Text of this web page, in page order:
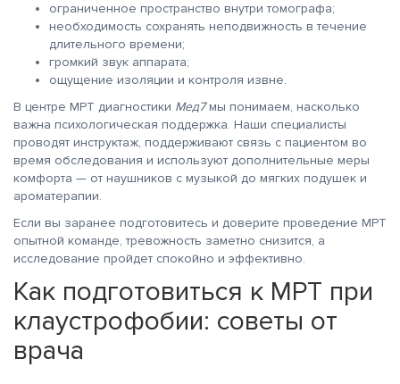
ограниченное пространство внутри томографа;
необходимость сохранять неподвижность в течение
длительного времени;
громкий звук аппарата;
ощущение изоляции и контроля извне.
В центре МРТ диагностики Мед7мы понимаем, насколько
важна психологическая поддержка. Наши специалисты
проводят инструктаж, поддерживают связь с пациентом во
время обследования и используют дополнительные меры
комфорта — от наушников с музыкой до мягких подушек и
ароматерапии.
Если вы заранее подготовитесь и доверите проведение МРТ
опытной команде, тревожность заметно снизится, а
исследование пройдет спокойно и эффективно.
Как подготовиться к МРТ при
клаустрофобии: советы от
врача